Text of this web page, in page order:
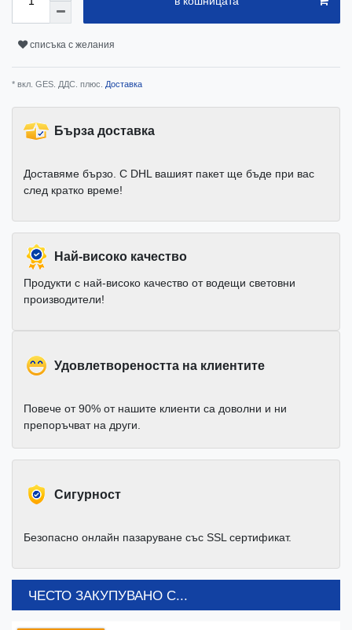
списъка с желания
* вкл. GES. ДДС. плюс. Доставка
Бърза доставка
Доставяме бързо. С DHL вашият пакет ще бъде при вас
след кратко време!
Най-високо качество
Продукти с най-високо качество от водещи световни
производители!
Удовлетвореността на клиентите
Повече от 90% от нашите клиенти са доволни и ни
препоръчват на други.
Cигурност
Безопасно онлайн пазаруване със SSL сертификат.
ЧЕСТО ЗАКУПУВАНО С...